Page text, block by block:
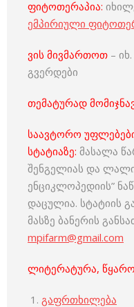
ფიტოთერაპია:
ემპირიული
ვის მივმართოთ –
გვერდები
თემატურად
საავტორო
სტატიაზე: მასალა
შენგელიას და
ენციკლოპედიის”
დაცულია. სტატიის
მასზე ბანერის
mpifarm@gmail.com
ლიტერატურა,
გაფრთხილება